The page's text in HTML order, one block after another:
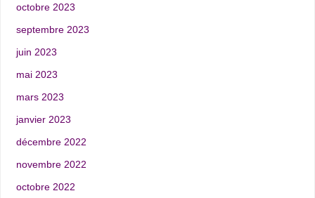
octobre 2023
septembre 2023
juin 2023
mai 2023
mars 2023
janvier 2023
décembre 2022
novembre 2022
octobre 2022